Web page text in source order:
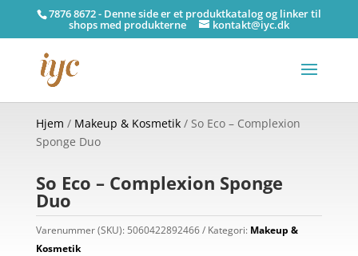
7876 8672 - Denne side er et produktkatalog og linker til
shops med produkterne kontakt@iyc.dk
Hjem / Makeup & Kosmetik/ So Eco – Complexion
Sponge Duo
So Eco – Complexion Sponge
Duo
Varenummer (SKU): 5060422892466 Kategori: Makeup &
Kosmetik